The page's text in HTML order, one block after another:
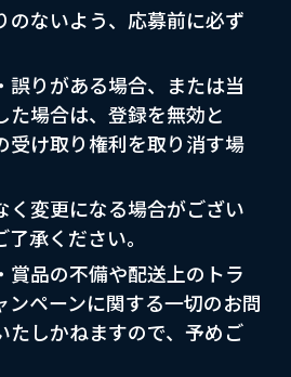
ないよう、応募前に必ず
りがある場合、または当
た場合は、登録を無効と
受け取り権利を取り消す場
変更になる場合がござい
承ください。
品の不備や配送上のトラ
ンペーンに関する一切のお問
たしかねますので、予めご